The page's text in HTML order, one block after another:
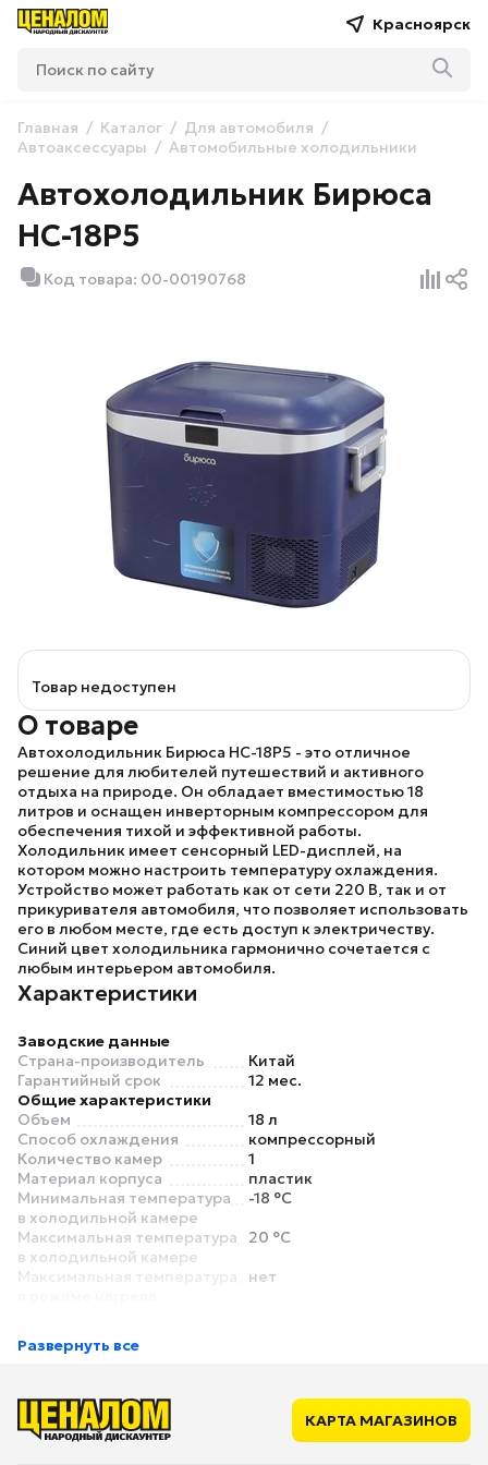
Красноярск
Главная Каталог
Для автомобиля
Автоаксессуары
Автомобильные холодильники
Автохолодильник Бирюса
НС-18P5
Код товара: 00-00190768
Товар недоступен
О товаре
Автохолодильник Бирюса НС-18P5 - это отличное
решение для любителей путешествий и активного
отдыха на природе. Он обладает вместимостью 18
литров и оснащен инверторным компрессором для
обеспечения тихой и эффективной работы.
Холодильник имеет сенсорный LED-дисплей, на
котором можно настроить температуру охлаждения.
Устройство может работать как от сети 220 В, так и от
прикуривателя автомобиля, что позволяет использовать
его в любом месте, где есть доступ к электричеству.
Синий цвет холодильника гармонично сочетается с
любым интерьером автомобиля.
Характеристики
Заводские данные
Страна-производитель
Китай
Гарантийный срок
12 мес.
Общие характеристики
Объем
18 л
Способ охлаждения
компрессорный
Количество камер
1
Материал корпуса
пластик
Минимальная температура
в холодильной камере
-18 °C
Максимальная температура
в холодильной камере
20 °C
Максимальная температура
нет
Внутреннее освещение
Колеса для
транспортировки
Ручки для переноски
Развернуть все
КАРТА МАГАЗИНОВ